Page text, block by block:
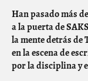
Han pasado más de 20 años desde que la cultura hip hop tocó
a la puerta de
la mente detrás de
en la escena de
por la disciplina y